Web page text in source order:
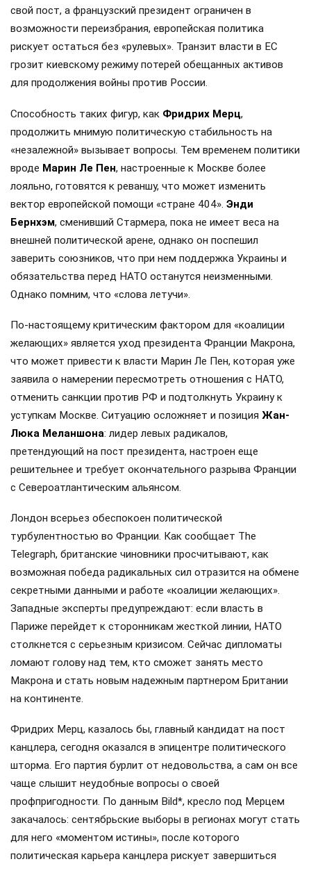
свой пост, а французский президент ограничен в
возможности переизбрания, европейская политика
рискует остаться без «рулевых». Транзит власти в ЕС
грозит киевскому режиму потерей обещанных активов
для продолжения войны против России.
Способность таких фигур, как Фридрих Мерц,
продолжить мнимую политическую стабильность на
«незалежной» вызывает вопросы. Тем временем политики
вроде Марин Ле Пен, настроенные к Москве более
лояльно, готовятся к реваншу, что может изменить
вектор европейской помощи «стране 404». Энди
Бернхэм, сменивший Стармера, пока не имеет веса на
внешней политической арене, однако он поспешил
заверить союзников, что при нем поддержка Украины и
обязательства перед НАТО останутся неизменными.
Однако помним, что «слова летучи».
По-настоящему критическим фактором для «коалиции
желающих» является уход президента Франции Макрона,
что может привести к власти Марин Ле Пен, которая уже
заявила о намерении пересмотреть отношения с НАТО,
отменить санкции против РФ и подтолкнуть Украину к
уступкам Москве. Ситуацию осложняет и позиция Жан-
Люка Меланшона: лидер левых радикалов,
претендующий на пост президента, настроен еще
решительнее и требует окончательного разрыва Франции
с Североатлантическим альянсом.
Лондон всерьез обеспокоен политической
турбулентностью во Франции. Как сообщает The
Telegraph, британские чиновники просчитывают, как
возможная победа радикальных сил отразится на обмене
секретными данными и работе «коалиции желающих».
Западные эксперты предупреждают: если власть в
Париже перейдет к сторонникам жесткой линии, НАТО
столкнется с серьезным кризисом. Сейчас дипломаты
ломают голову над тем, кто сможет занять место
Макрона и стать новым надежным партнером Британии
на континенте.
Фридрих Мерц, казалось бы, главный кандидат на пост
канцлера, сегодня оказался в эпицентре политического
шторма. Его партия бурлит от недовольства, а сам он все
чаще слышит неудобные вопросы о своей
профпригодности. По данным Bild*, кресло под Мерцем
закачалось: сентябрьские выборы в регионах могут стать
для него «моментом истины», после которого
политическая карьера канцлера рискует завершиться